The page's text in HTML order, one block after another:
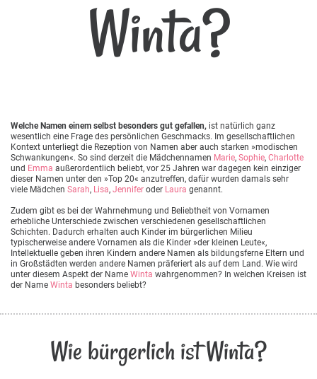
Winta?
Welche Namen einem selbst besonders gut gefallen, ist natürlich ganz
wesentlich eine Frage des persönlichen Geschmacks. Im gesellschaftlichen
Kontext unterliegt die Rezeption von Namen aber auch starken »modischen
Schwankungen«. So sind derzeit die Mädchennamen Marie, Sophie, Charlotte
und Emma außerordentlich beliebt, vor 25 Jahren war dagegen kein einziger
dieser Namen unter den »Top 20« anzutreffen, dafür wurden damals sehr
viele Mädchen Sarah, Lisa, Jennifer oder Laura genannt.
Zudem gibt es bei der Wahrnehmung und Beliebtheit von Vornamen
erhebliche Unterschiede zwischen verschiedenen gesellschaftlichen
Schichten. Dadurch erhalten auch Kinder im bürgerlichen Milieu
typischerweise andere Vornamen als die Kinder »der kleinen Leute«,
Intellektuelle geben ihren Kindern andere Namen als bildungsferne Eltern und
in Großstädten werden andere Namen präferiert als auf dem Land. Wie wird
unter diesem Aspekt der Name Winta wahrgenommen? In welchen Kreisen ist
der Name Winta besonders beliebt?
Wie bürgerlich ist Winta?